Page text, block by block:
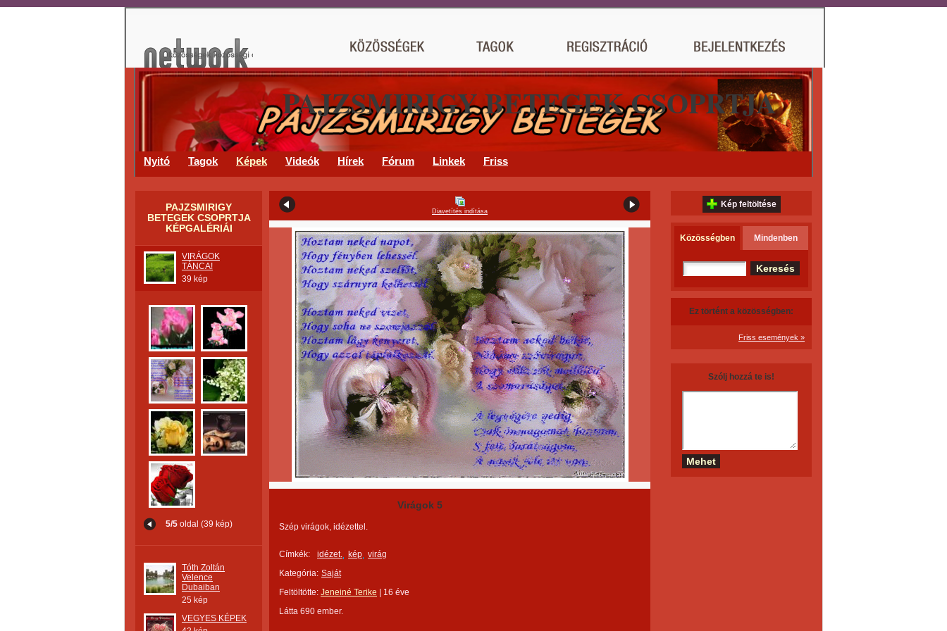
PAJZSMIRIGY BETEGEK CSOPRTJA
Nyitó Tagok Képek Videók Hírek Fórum Linkek Friss
PAJZSMIRIGY
BETEGEK CSOPRTJA
KÉPGALÉRIÁI
VIRÁGOK
TÁNCA!
39 kép
5/5oldal (39 kép)
Tóth Zoltán
Velence
Dubaiban
25 kép
VEGYES KÉPEK
Diavetítés indítása
Virágok 5
Szép virágok, idézettel.
Címkék: idézet. kép virág
Kategória: Saját
Feltöltötte: Jeneiné Terike
16 éve
Látta 690 ember.
Kép feltöltése
Közösségben Mindenben
Ez történt a közösségben:
Friss események »
Szólj hozzá te is!